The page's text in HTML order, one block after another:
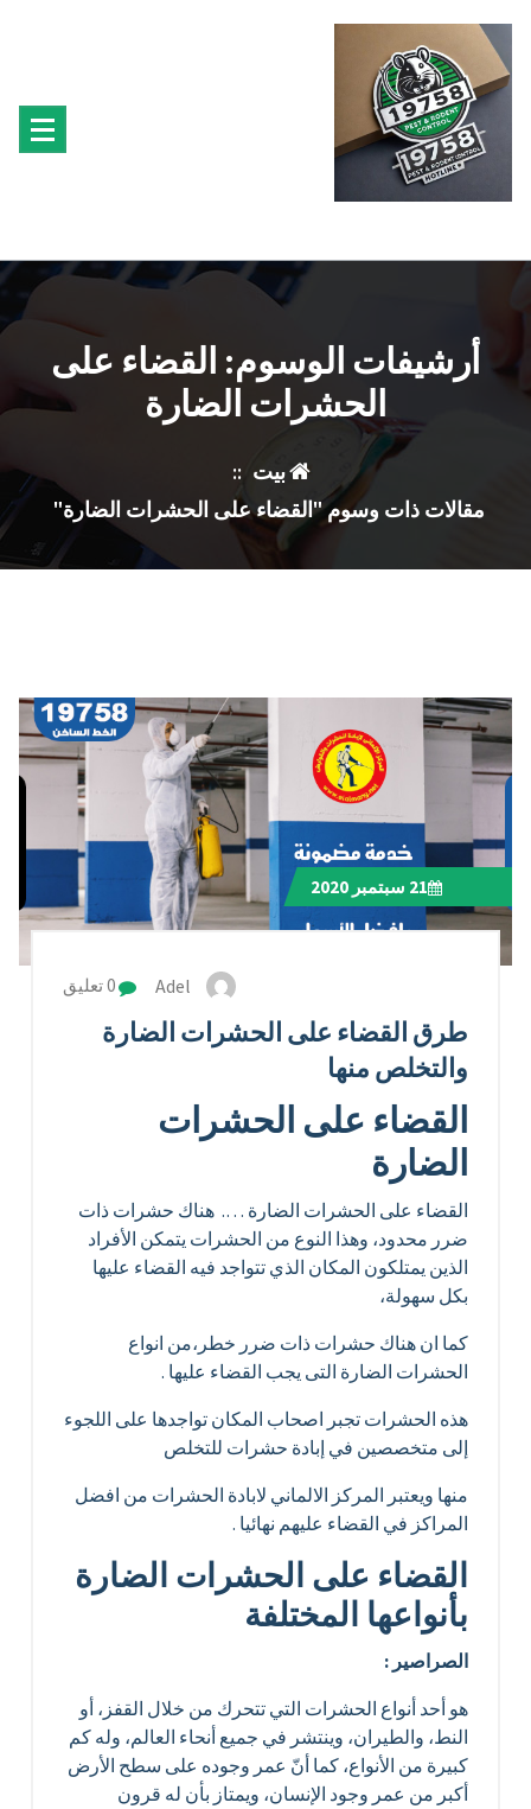
أرشيفات الوسوم: القضاء على
الحشرات الضارة
بيت ::
مقالات ذات وسوم "القضاء على الحشرات الضارة"
21سبتمبر 2020
Adel 0 تعليق
طرق القضاء على الحشرات الضارة
والتخلص منها
القضاء على الحشرات
الضارة
القضاء على الحشرات الضارة …. هناك حشرات ذات
ضرر محدود، وهذا النوع من الحشرات يتمكن الأفراد
الذين يمتلكون المكان الذي تتواجد فيه القضاء عليها
بكل سهولة،
كما ان هناك حشرات ذات ضرر خطر،من انواع
الحشرات الضارة التى يجب القضاء عليها .
هذه الحشرات تجبر اصحاب المكان تواجدها على اللجوء
إلى متخصصين في إبادة حشرات للتخلص
منها ويعتبر المركز الالماني لابادة الحشرات من افضل
المراكز في القضاء عليهم نهائيا .
القضاء على الحشرات الضارة
بأنواعها المختلفة
الصراصير :
هو أحد أنواع الحشرات التي تتحرك من خلال القفز، أو
النط، والطيران، وينتشر في جميع أنحاء العالم، وله كم
كبيرة من الأنواع، كما أنّ عمر وجوده على سطح الأرض
أكبر من عمر وجود الإنسان، ويمتاز بأن له قرون